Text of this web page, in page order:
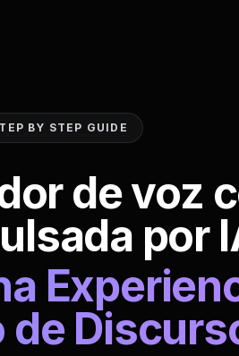
BY STEP GUIDE
de voz
por
de